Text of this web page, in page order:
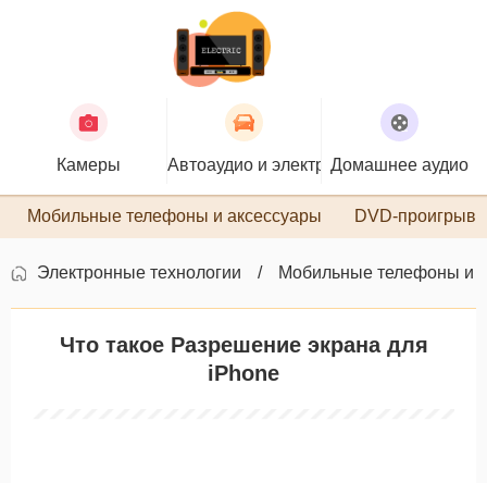
Камеры Автоаудио и электроникаДомашнее аудио
Мобильные телефоны и аксессуары DVD-
Электронные технологии Мобильные телефоны и
Что такое Разрешение экрана для
iPhone